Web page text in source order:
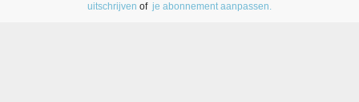
uitschrijven of je abonnement aanpassen.